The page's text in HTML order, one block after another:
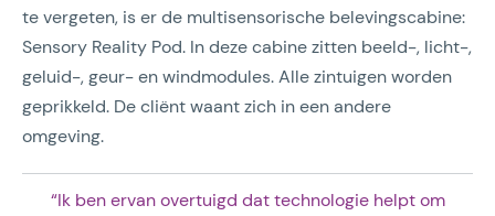
te vergeten, is er de multisensorische belevingscabine:
Sensory Reality Pod. In deze cabine zitten beeld-, licht-,
geluid-, geur- en windmodules. Alle zintuigen worden
geprikkeld. De cliënt waant zich in een andere
omgeving.
“Ik ben ervan overtuigd dat technologie helpt om